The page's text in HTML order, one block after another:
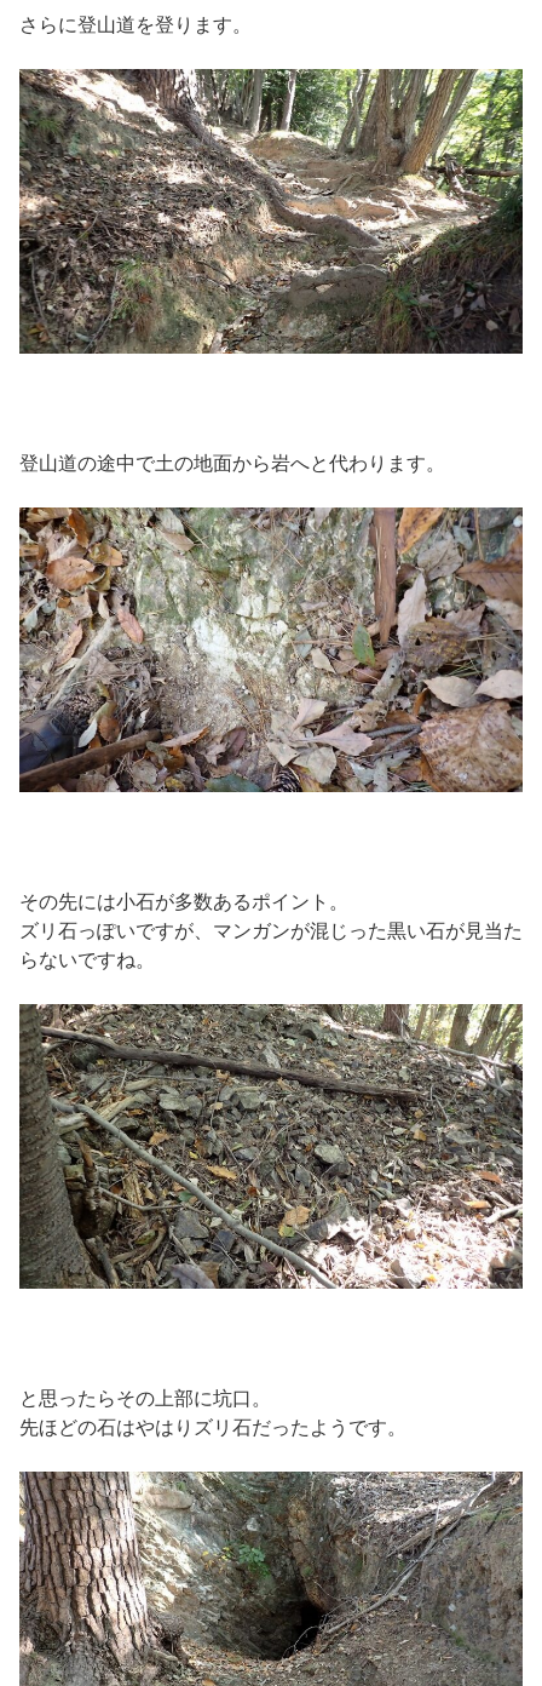
さらに登山道を登ります。
登山道の途中で土の地面から岩へと代わります。
その先には小石が多数あるポイント。
ズリ石っぽいですが、マンガンが混じった黒い石が見当た
らないですね。
と思ったらその上部に坑口。
先ほどの石はやはりズリ石だったようです。